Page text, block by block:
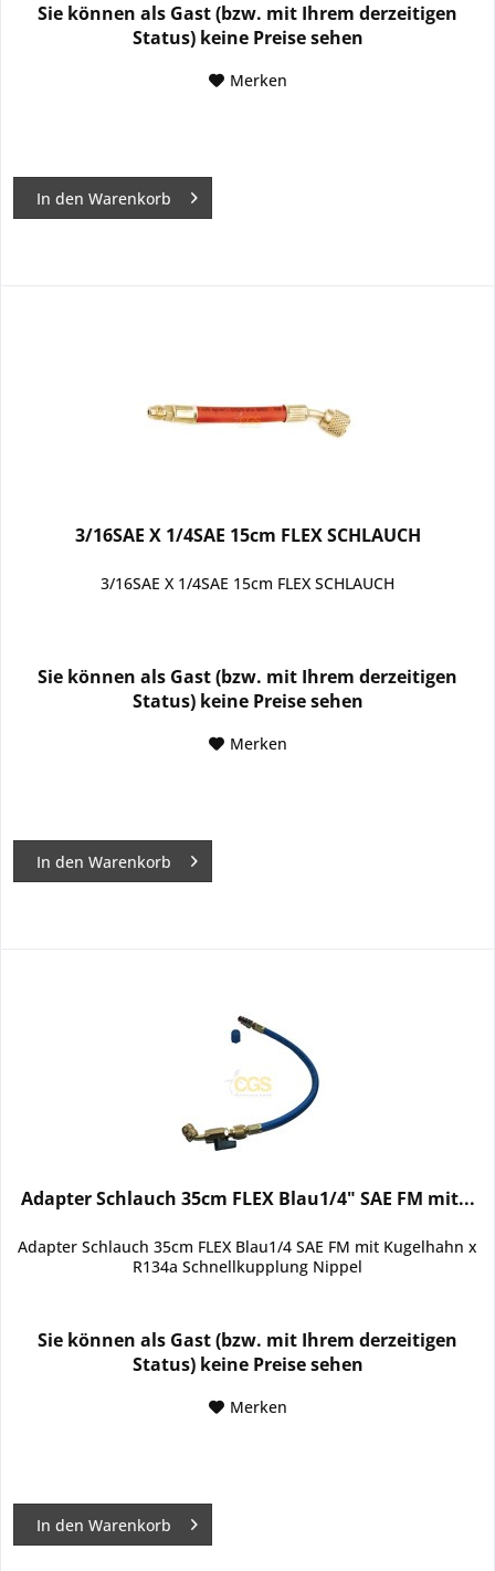
Sie können als Gast (bzw. mit Ihrem derzeitigen
Status) keine Preise sehen
Merken
In den Warenkorb
3/16SAE X 1/4SAE 15cm FLEX SCHLAUCH
3/16SAE X 1/4SAE 15cm FLEX SCHLAUCH
Sie können als Gast (bzw. mit Ihrem derzeitigen
Status) keine Preise sehen
Merken
In den Warenkorb
Adapter Schlauch 35cm FLEX Blau1/4" SAE FM mit...
Adapter Schlauch 35cm FLEX Blau1/4 SAE FM mit Kugelhahn x
R134a Schnellkupplung Nippel
Sie können als Gast (bzw. mit Ihrem derzeitigen
Status) keine Preise sehen
Merken
In den Warenkorb